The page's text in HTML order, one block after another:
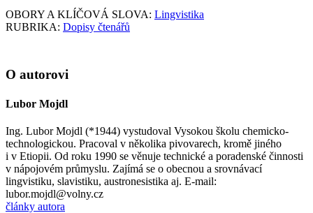
OBORY A KLÍČOVÁ SLOVA: Lingvistika
RUBRIKA: Dopisy čtenářů
O autorovi
Lubor Mojdl
Ing. Lubor Mojdl (*1944) vystudoval Vysokou školu chemicko-
technologickou. Pracoval v několika pivovarech, kromě jiného
i v Etiopii. Od roku 1990 se věnuje technické a poradenské činnosti
v nápojovém průmyslu. Zajímá se o obecnou a srovnávací
lingvistiku, slavistiku, austronesistika aj. E-mail:
lubor.mojdl@volny.cz
články autora